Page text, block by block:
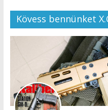
Kövess bennünket